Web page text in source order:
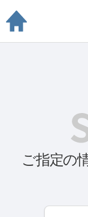
ご指定の